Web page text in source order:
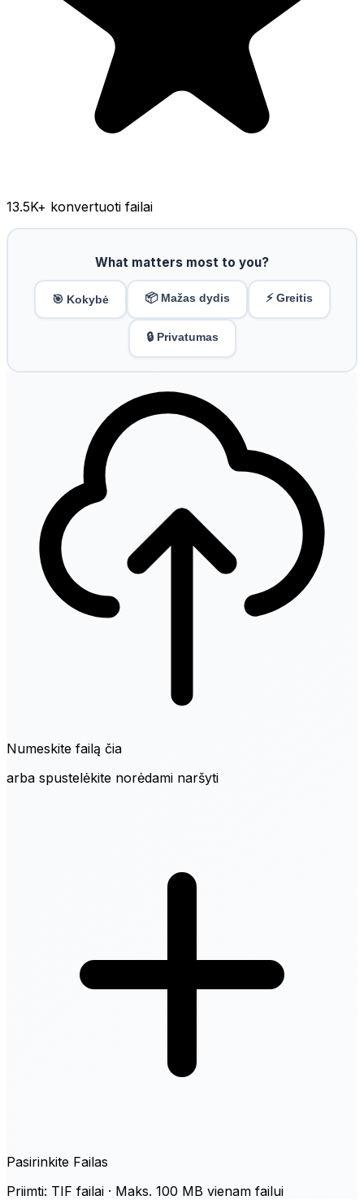
13.5K+ konvertuoti failai
What matters most to you?
🎯 Kokybė 📦 Mažas dydis ⚡ Greitis
🔒 Privatumas
Numeskite failą čia
arba spustelėkite norėdami naršyti
Pasirinkite Failas
Priimti: TIF failai · Maks. 100 MB vienam failui